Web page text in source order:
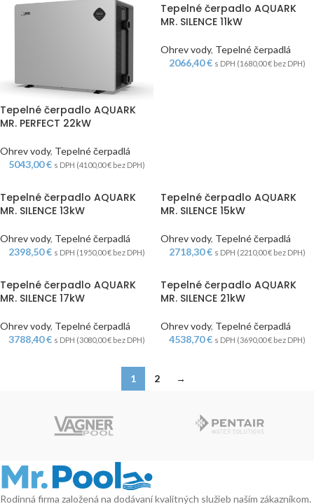
Tepelné čerpadlo AQUARK
MR. PERFECT 22kW
Ohrev vody, Tepelné čerpadlá
5043,00€ s DPH (4100,00€ bez DPH)
Tepelné čerpadlo AQUARK
MR. SILENCE 11kW
Ohrev vody, Tepelné čerpadlá
2066,40€ s DPH (1680,00€ bez DPH)
Tepelné čerpadlo AQUARK
MR. SILENCE 13kW
Ohrev vody, Tepelné čerpadlá
2398,50€ s DPH (1950,00€ bez DPH)
Tepelné čerpadlo AQUARK
MR. SILENCE 15kW
Ohrev vody, Tepelné čerpadlá
2718,30€ s DPH (2210,00€ bez DPH)
Tepelné čerpadlo AQUARK
MR. SILENCE 17kW
Ohrev vody, Tepelné čerpadlá
3788,40€ s DPH (3080,00€ bez DPH)
Tepelné čerpadlo AQUARK
MR. SILENCE 21kW
Ohrev vody, Tepelné čerpadlá
4538,70€ s DPH (3690,00€ bez DPH)
1 2 →
Rodinná firma založená na dodávaní kvalitných služieb naším zákazníkom.